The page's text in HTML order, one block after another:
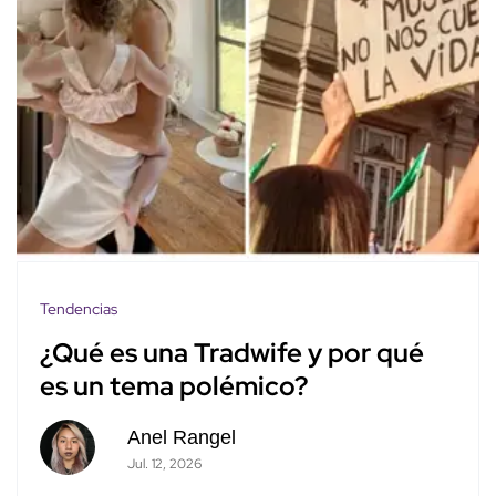
Tendencias
¿Qué es una Tradwife y por qué
es un tema polémico?
Anel Rangel
Jul. 12, 2026